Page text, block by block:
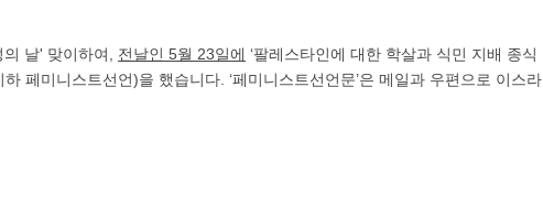
날' 맞이하여, 전날인 5월 23일에 ‘팔레스타인에 대한 학살과 식민 지배 종식
페미니스트선언)을 했습니다. ‘페미니스트선언문’은 메일과 우편으로 이스라